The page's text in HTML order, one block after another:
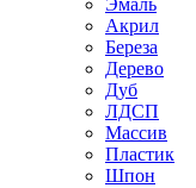
Акрил
Береза
Дерево
Дуб
ЛДСП
Массив
Пластик
Шпон